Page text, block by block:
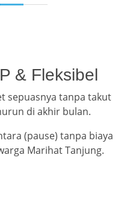
& Fleksibel
sepuasnya tanpa takut
di akhir bulan.
(pause) tanpa biaya
Marihat Tanjung.